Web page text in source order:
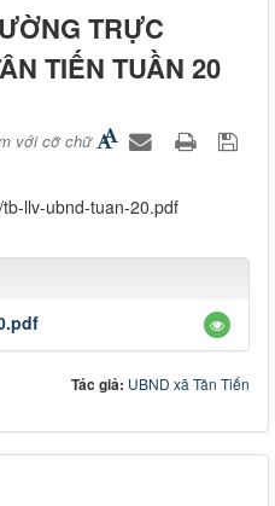
TRỰC
TIẾN TUẦN 20
với cỡ chữ
llv-ubnd-tuan-20.pdf
Tác giả: UBND xã Tân Tiến